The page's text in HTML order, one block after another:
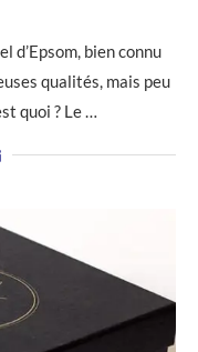
d’Epsom, bien connu
qualités, mais peu
quoi ? Le …